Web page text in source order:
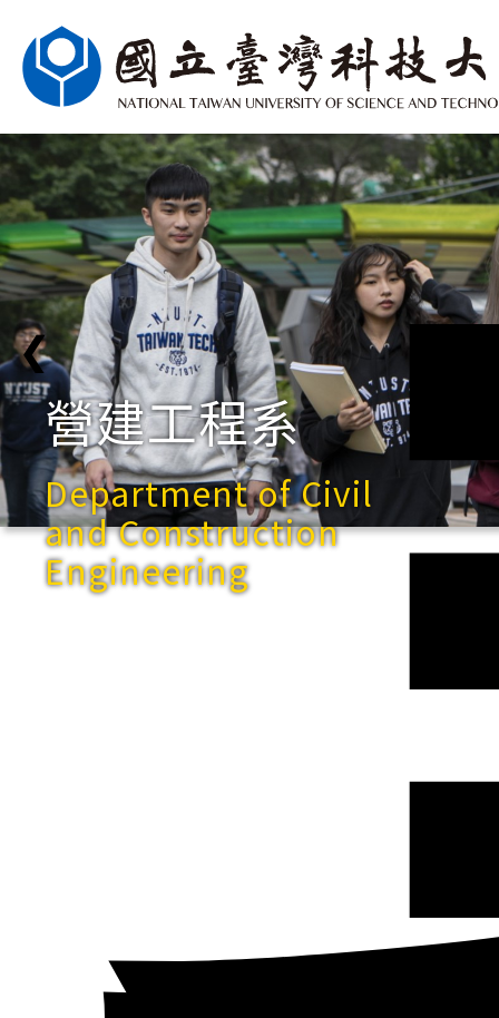
營建工程系
Department of Civil
and Construction
Engineering
❮